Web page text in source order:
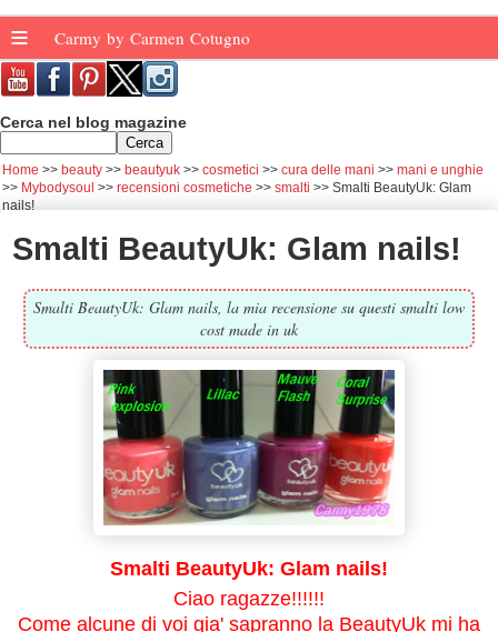
≡ Carmy by Carmen Cotugno
Cerca nel blog magazine
Home beauty beautyuk cosmetici cura delle mani
mani e unghie
Mybodysoul
recensioni cosmetiche smalti
Smalti BeautyUk: Glam
nails!
Smalti BeautyUk: Glam nails!
Smalti BeautyUk: Glam nails, la mia recensione su questi smalti low
cost made in uk
Smalti BeautyUk: Glam nails!
Ciao ragazze!!!!!!
Come alcune di voi gia' sapranno la BeautyUk mi ha